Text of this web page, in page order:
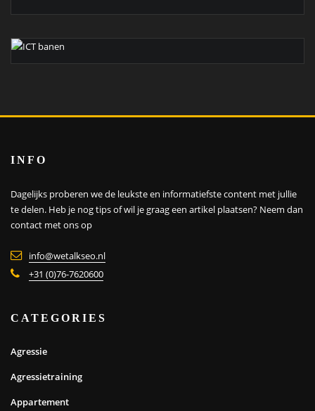
INFO
Dagelijks proberen we de leukste en informatiefste content met jullie
te delen. Heb je nog tips of wil je graag een artikel plaatsen? Neem dan
contact met ons op
info@wetalkseo.nl
+31 (0)76-7620600
CATEGORIES
Agressie
Agressietraining
Appartement